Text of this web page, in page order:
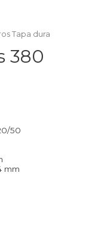
Tapa dura
380
50
mm